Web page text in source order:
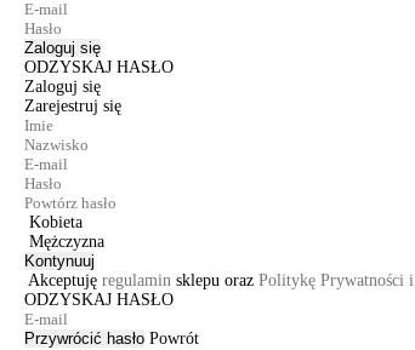
Zaloguj się
ODZYSKAJ HASŁO
Zaloguj się
Zarejestruj się
Kobieta
Mężczyzna
Kontynuuj
Akceptuję regulamin sklepu oraz Politykę Prywatności
ODZYSKAJ HASŁO
Przywrócić hasło Powrót